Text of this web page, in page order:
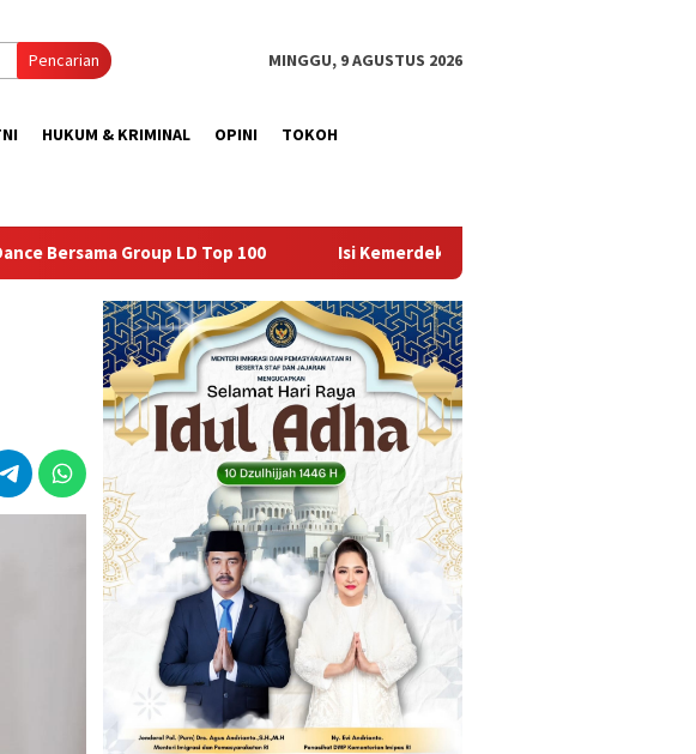
Pencarian MINGGU, 9 AGUSTUS 2026
HUKUM & KRIMINAL OPINI TOKOH
100 Isi Kemerdekaan dengan Kepedulian, Lapas Sekayu Berbagi di